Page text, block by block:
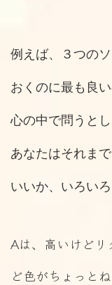
例えば、３つの
おくのに最も良
心の中で問うとし
あなたはそれま
いいか、いろい
Aは、高いけどリ
ど色がちょっと